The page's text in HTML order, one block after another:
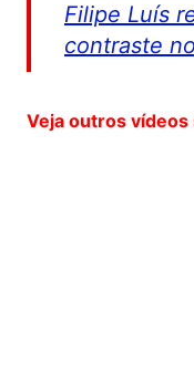
Filipe Luís
contraste
Veja outros vídeos